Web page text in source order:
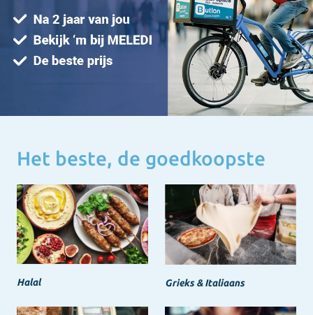
Het beste, de goedkoopste
Halal Grieks & Italiaans